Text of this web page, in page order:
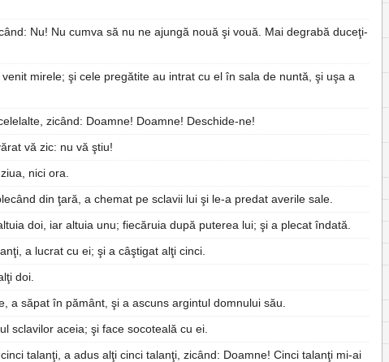
Nu! Nu cumva să nu ne ajungă nouă şi vouă. Mai degrabă duceţi-
mirele; şi cele pregătite au intrat cu el în sala de nuntă, şi uşa a
zicând: Doamne! Doamne! Deschide-ne!
vă zic: nu vă ştiu!
nici ora.
din ţară, a chemat pe sclavii lui şi le-a predat averile sale.
doi, iar altuia unu; fiecăruia după puterea lui; şi a plecat îndată.
a lucrat cu ei; şi a câştigat alţi cinci.
doi.
a săpat în pământ, şi a ascuns argintul domnului său.
sclavilor aceia; şi face socoteală cu ei.
talanţi, a adus alţi cinci talanţi, zicând: Doamne! Cinci talanţi mi-ai